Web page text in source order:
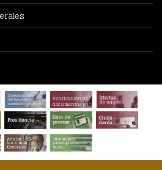
Verificación de
documentos por
CSV